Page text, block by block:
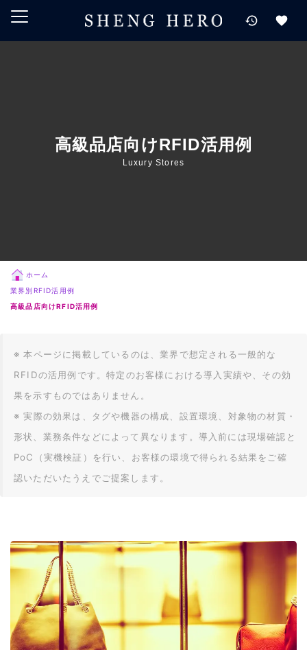
メインコンテンツにスキップ
高級品店向けRFID活用例
Luxury Stores
ホーム
業界別RFID活用例
高級品店向けRFID活用例
※ 本ページに掲載しているのは、業界で想定される一般的な
RFIDの活用例です。特定のお客様における導入実績や、その効
果を示すものではありません。
※ 実際の効果は、タグや機器の構成、設置環境、対象物の材質・
形状、業務条件などによって異なります。導入前には現場確認と
PoC（実機検証）を行い、お客様の環境で得られる結果をご確
認いただいたうえでご提案します。